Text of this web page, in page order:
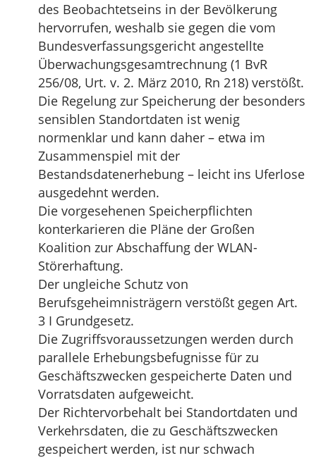
des Beobachtetseins in der Bevölkerung
hervorrufen, weshalb sie gegen die vom
Bundesverfassungsgericht angestellte
Überwachungsgesamtrechnung (1 BvR
256/08, Urt. v. 2. März 2010, Rn 218) verstößt.
Die Regelung zur Speicherung der besonders
sensiblen Standortdaten ist wenig
normenklar und kann daher – etwa im
Zusammenspiel mit der
Bestandsdatenerhebung – leicht ins Uferlose
ausgedehnt werden.
Die vorgesehenen Speicherpflichten
konterkarieren die Pläne der Großen
Koalition zur Abschaffung der WLAN-
Störerhaftung.
Der ungleiche Schutz von
Berufsgeheimnisträgern verstößt gegen Art.
3 I Grundgesetz.
Die Zugriffsvoraussetzungen werden durch
parallele Erhebungsbefugnisse für zu
Geschäftszwecken gespeicherte Daten und
Vorratsdaten aufgeweicht.
Der Richtervorbehalt bei Standortdaten und
Verkehrsdaten, die zu Geschäftszwecken
gespeichert werden, ist nur schwach